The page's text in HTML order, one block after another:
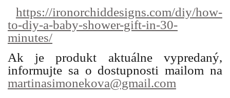
https://ironorchiddesigns.com/diy/how-
to-diy-a-baby-shower-gift-in-30-
minutes/
Ak je produkt aktuálne vypredaný,
informujte sa o dostupnosti mailom na
martinasimonekova@gmail.com